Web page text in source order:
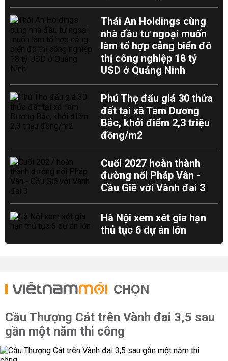
Thái An Holdings cùng
nhà đầu tư ngoại muốn
làm tổ hợp cảng biển đô
thị công nghiệp 18 tỷ
USD ở Quảng Ninh
Phú Thọ đấu giá 30 thửa
đất tại xã Tam Dương
Bắc, khởi điểm 2,3 triệu
đồng/m2
Cuối 2027 hoàn thành
đường nối Pháp Vân -
Cầu Giẽ với Vành đai 3
Hà Nội xem xét gia hạn
thủ tục 6 dự án lớn
CHỌN
Cầu Thượng Cát trên Vành đai 3,5 sau
gần một năm thi công